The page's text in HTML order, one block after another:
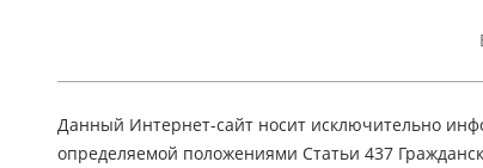
Данный Интернет-сайт носит исключительно
определяемой положениями Статьи 437